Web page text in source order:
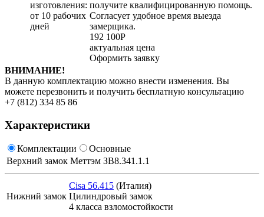
изготовления:
от 10 рабочих
дней
получите квалифицированную помощь.
Согласует удобное время выезда
замерщика.
192 100Р
актуальная цена
Оформить заявку
ВНИМАНИЕ!
В данную комплектацию можно внести изменения. Вы
можете перезвонить и получить бесплатную консультацию
+7 (812) 334 85 86
Характеристики
Комплектации
Основные
Верхний замок Меттэм ЗВ8.341.1.1
Нижний замок
Cisa 56.415 (Италия)
Цилиндровый замок
4 класса взломостойкости